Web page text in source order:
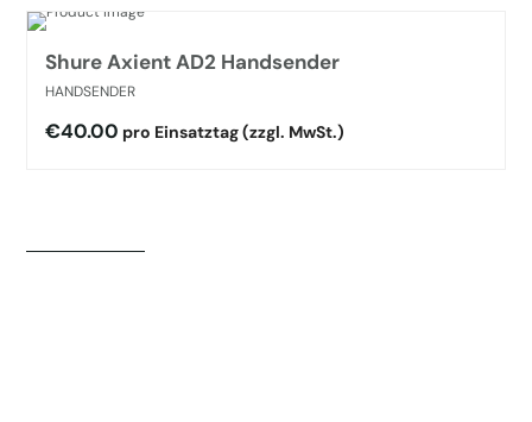
Shure Axient AD2 Handsender
HANDSENDER
€40.00 pro Einsatztag(zzgl. MwSt.)